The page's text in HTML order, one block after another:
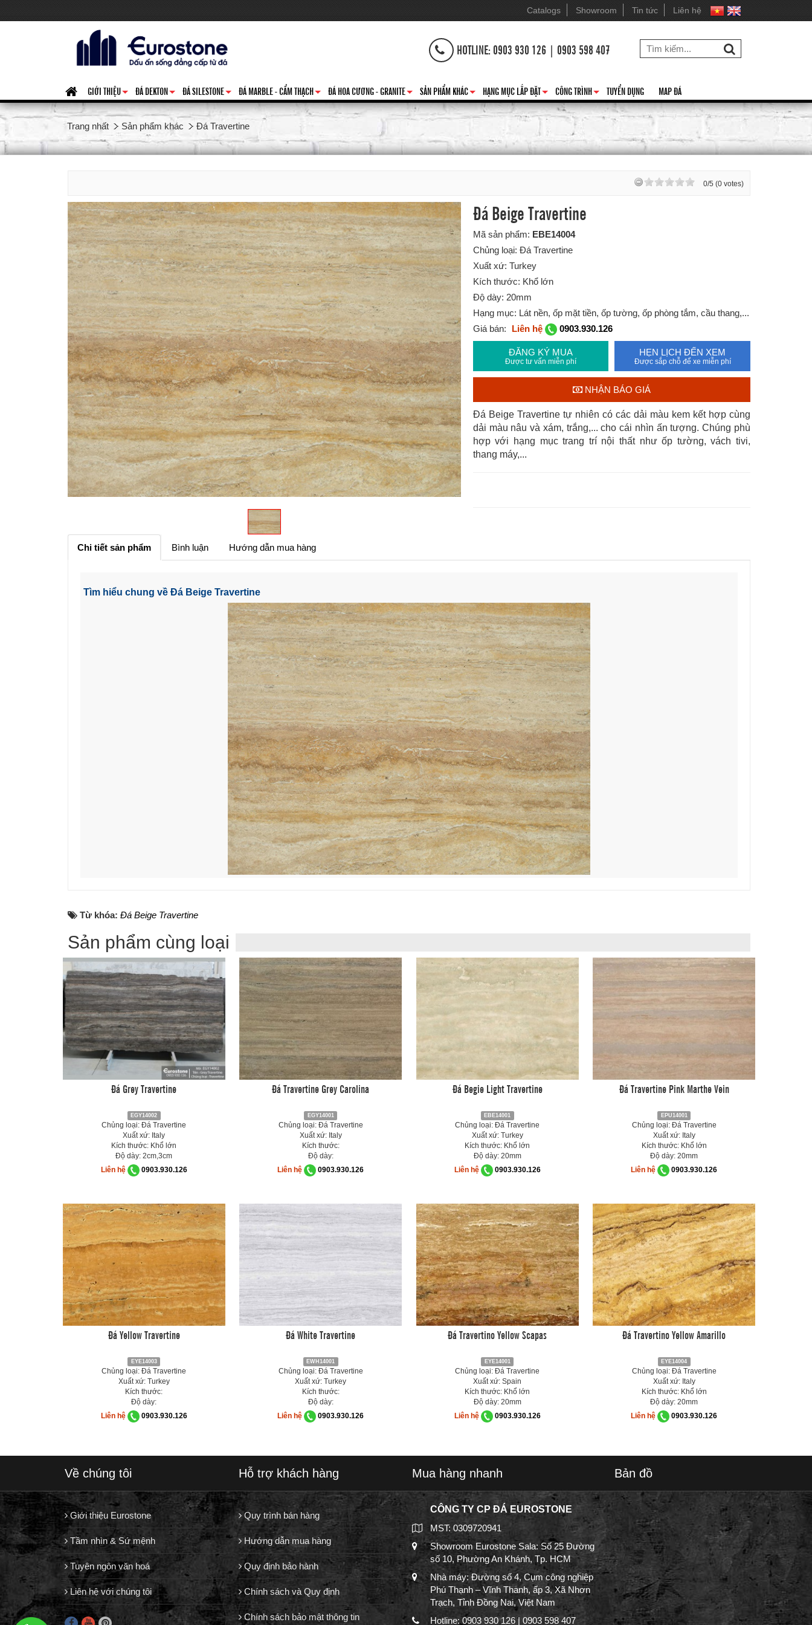
Catalogs Showroom Tin tức Liên hệ
HOTLINE: 0903 930 126 | 0903 598 407
+
GIỚI THIỆU
+
ĐÁ DEKTON
+
ĐÁ SILESTONE
+
ĐÁ MARBLE - CẨM THẠCH
+
ĐÁ HOA CƯƠNG - GRANITE
+
SẢN PHẨM KHÁC
+
HẠNG MỤC LẮP ĐẶT
+
CÔNG TRÌNH TUYỂN DỤNG MAP ĐÁ
Trang nhất Sản phẩm khác Đá Travertine
0/5 (0 votes)
Đá Beige Travertine
Mã sản phẩm: EBE14004
Chủng loại: Đá Travertine
Xuất xứ: Turkey
Kích thước: Khổ lớn
Độ dày: 20mm
Hạng mục: Lát nền, ốp mặt tiền, ốp tường, ốp phòng tắm, cầu thang,...
Giá bán:
Liên hệ 0903.930.126
ĐĂNG KÝ MUA
Được tư vấn miễn phí
HẸN LỊCH ĐẾN XEM
Được sắp chỗ để xe miễn phí
NHẬN BÁO GIÁ
Đá Beige Travertine tự nhiên có các dải màu kem kết hợp cùng
dải màu nâu và xám, trắng,... cho cái nhìn ấn tượng. Chúng phù
hợp với hạng mục trang trí nội thất như ốp tường, vách tivi,
thang máy,...
Chi tiết sản phẩm Bình luận Hướng dẫn mua hàng
Tìm hiểu chung về Đá Beige Travertine
Từ khóa: Đá Beige Travertine
Sản phẩm cùng loại
Đá Grey Travertine
EGY14002
Chủng loại: Đá Travertine
Xuất xứ: Italy
Kích thước: Khổ lớn
Độ dày: 2cm,3cm
Liên hệ
0903.930.126
Đá Travertine Grey Carolina
EGY14001
Chủng loại: Đá Travertine
Xuất xứ: Italy
Kích thước:
Độ dày:
Liên hệ
0903.930.126
Đá Begie Light Travertine
EBE14001
Chủng loại: Đá Travertine
Xuất xứ: Turkey
Kích thước: Khổ lớn
Độ dày: 20mm
Liên hệ
0903.930.126
Đá Travertine Pink Marthe Vein
EPU14001
Chủng loại: Đá Travertine
Xuất xứ: Italy
Kích thước: Khổ lớn
Độ dày: 20mm
Liên hệ
0903.930.126
Đá Yellow Travertine
EYE14003
Chủng loại: Đá Travertine
Xuất xứ: Turkey
Kích thước:
Độ dày:
Liên hệ
0903.930.126
Đá White Travertine
EWH14001
Chủng loại: Đá Travertine
Xuất xứ: Turkey
Kích thước:
Độ dày:
Liên hệ
0903.930.126
Đá Travertino Yellow Scapas
EYE14001
Chủng loại: Đá Travertine
Xuất xứ: Spain
Kích thước: Khổ lớn
Độ dày: 20mm
Liên hệ
0903.930.126
Đá Travertino Yellow Amarillo
EYE14004
Chủng loại: Đá Travertine
Xuất xứ: Italy
Kích thước: Khổ lớn
Độ dày: 20mm
Liên hệ
0903.930.126
Về chúng tôi
Giới thiệu Eurostone
Tầm nhìn & Sứ mệnh
Tuyên ngôn văn hoá
Liên hệ với chúng tôi
Hỗ trợ khách hàng
Quy trình bán hàng
Hướng dẫn mua hàng
Quy định bảo hành
Chính sách và Quy định
Chính sách bảo mật thông tin
Mua hàng nhanh
CÔNG TY CP ĐÁ EUROSTONE
MST: 0309720941
Showroom Eurostone Sala: Số 25 Đường
số 10, Phường An Khánh, Tp. HCM
Nhà máy: Đường số 4, Cụm công nghiệp
Phú Thạnh – Vĩnh Thanh, ấp 3, Xã Nhơn
Trạch, Tỉnh Đồng Nai, Việt Nam
Hotline: 0903 930 126 | 0903 598 407
Bản đồ